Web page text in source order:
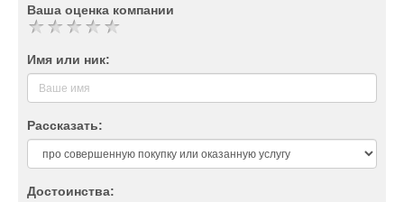
Ваша оценка компании
Имя или ник:
Рассказать:
Достоинства: